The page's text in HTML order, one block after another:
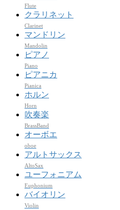
Flute
クラリネット
Clarinet
マンドリン
Mandolin
ピアノ
Piano
ピアニカ
Pianica
ホルン
Horn
吹奏楽
BrassBand
オーボエ
oboe
アルトサックス
AltoSax
ユーフォニアム
Euphonium
バイオリン
Violin